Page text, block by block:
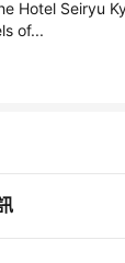
Hotel Seiryu
of...